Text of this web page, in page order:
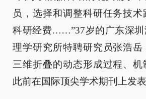
员，选择和调整科研任务技
科研经费……”37岁的广东深圳
理学研究所特聘研究员张浩
三维折叠的动态形成过程、
此前在国际顶尖学术期刊上发表